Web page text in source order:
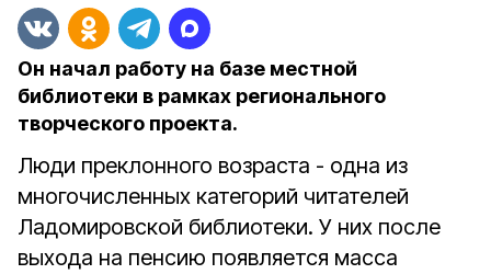
Он начал работу на базе местной
библиотеки в рамках регионального
творческого проекта.
Люди преклонного возраста - одна из
многочисленных категорий читателей
Ладомировской библиотеки. У них после
выхода на пенсию появляется масса